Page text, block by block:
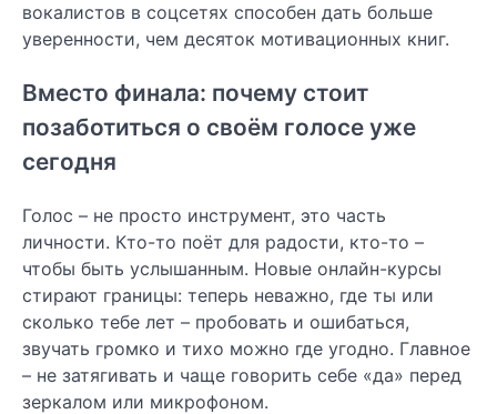
вокалистов в соцсетях способен дать больше
уверенности, чем десяток мотивационных книг.
Вместо финала: почему стоит
позаботиться о своём голосе уже
сегодня
Голос – не просто инструмент, это часть
личности. Кто-то поёт для радости, кто-то –
чтобы быть услышанным. Новые онлайн-курсы
стирают границы: теперь неважно, где ты или
сколько тебе лет – пробовать и ошибаться,
звучать громко и тихо можно где угодно. Главное
– не затягивать и чаще говорить себе «да» перед
зеркалом или микрофоном.